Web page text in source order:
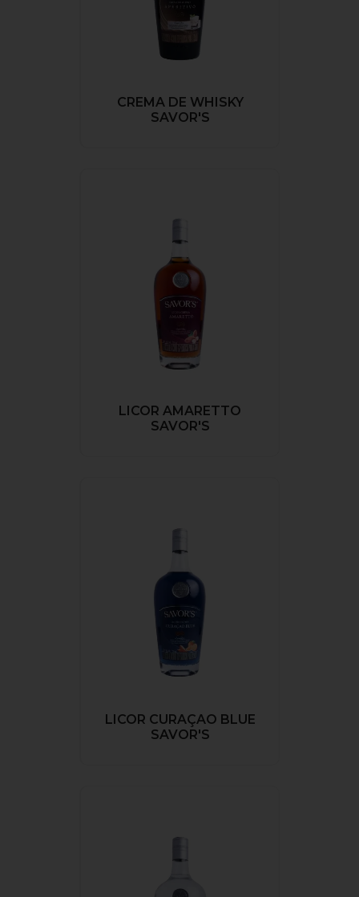
CREMA DE WHISKY
SAVOR'S
LICOR AMARETTO
SAVOR'S
LICOR CURAÇAO BLUE
SAVOR'S